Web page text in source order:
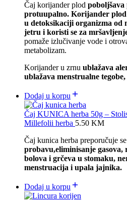
Čaj korijander plod
protuupalno. Korijander
u detoksikaciji organizma od
jetru i koristi se za
pomaže izlučivanje vode i
metabolizam.
Korijander u zrnu ublažava
ublažava menstrualne
Dodaj u korpu
Čaj KUNICA herba 50g –
Millefolii herba 5.50 KM
Čaj kunica herba preporučuje
probavu,eliminisanje
bolova i grčeva u stomaku,
menstruacija i upala jajnika.
Dodaj u korpu